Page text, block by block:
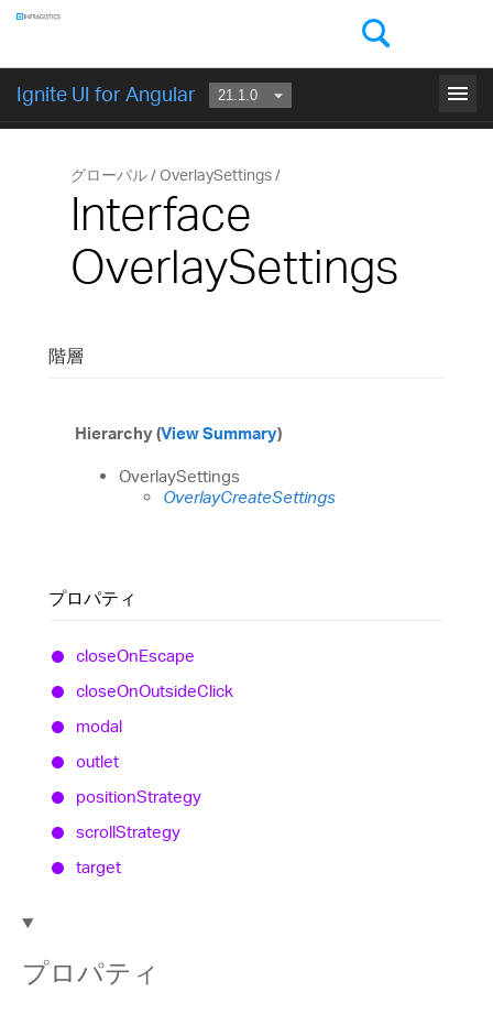
Ignite UI for Angular menu
はじめに
グローバル OverlaySettings
Interface
OverlaySettings
階層
Hierarchy (View Summary)
OverlaySettings
OverlayCreateSettings
プロパティ
closeOnEscape
closeOnOutsideClick
modal
outlet
positionStrategy
scrollStrategy
target
プロパティ